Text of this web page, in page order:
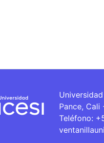
Pance,
Teléfono: